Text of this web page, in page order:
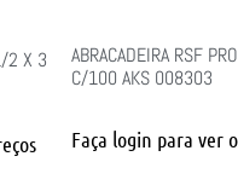
2 X 3
ABRACADEIRA RSF
C/100 AKS 008303
Faça login para ver